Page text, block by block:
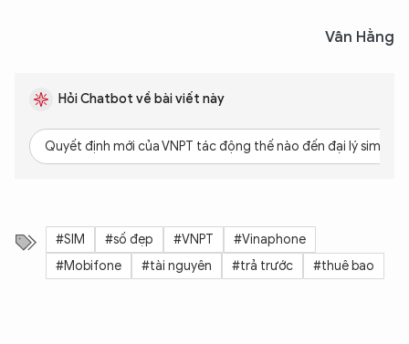
Vân Hằng
Hỏi Chatbot về bài viết này
Quyết định mới của VNPT tác động thế nào đến đại lý sim số?
#SIM #số đẹp #VNPT
#Vinaphone
#Mobifone
#tài nguyên #trả trước #thuê bao